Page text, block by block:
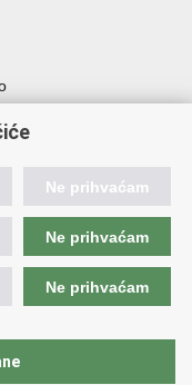
u Zadru (MCPA)
Ne prihvaćam
Ne prihvaćam
Ne prihvaćam